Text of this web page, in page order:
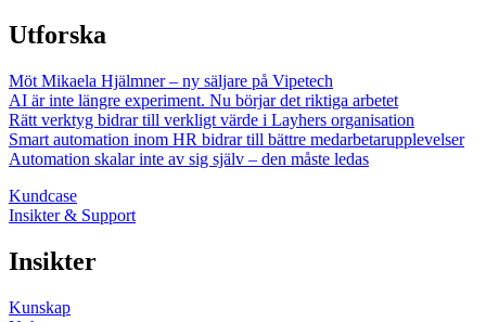
Utforska
Möt Mikaela Hjälmner – ny säljare på Vipetech
AI är inte längre experiment. Nu börjar det riktiga arbetet
Rätt verktyg bidrar till verkligt värde i Layhers organisation
Smart automation inom HR bidrar till bättre medarbetarupplevelser
Automation skalar inte av sig själv – den måste ledas
Kundcase
Insikter & Support
Insikter
Kunskap